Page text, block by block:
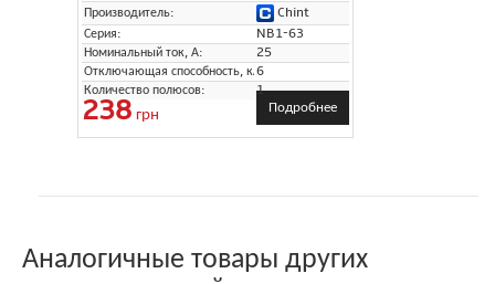
Производитель:
Chint
Серия:
NB1-63
Номинальный ток, А:
25
Отключающая способность, кА:
6
Количество полюсов:
1
238 грн Подробнее
Аналогичные товары других